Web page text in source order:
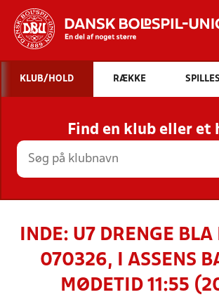
Hvad
INDHOLD
STILLINGER, RESULTATER,
HOLD
KLUB/HOLD RÆKKE
Find en klub eller et
INDE: U7 DRENGE
070326, I ASSENS
MØDETID 11:55